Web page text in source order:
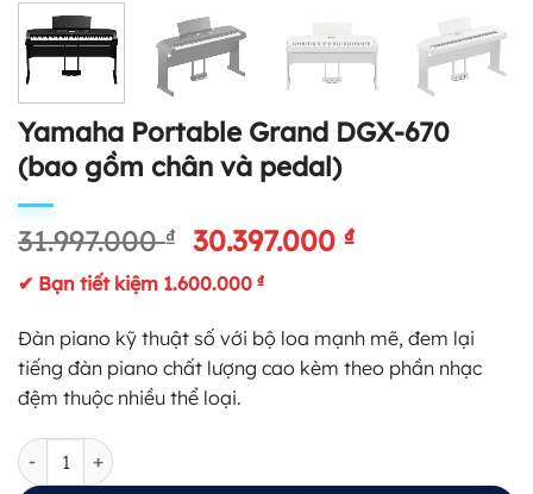
Yamaha Portable Grand DGX-670
(bao gồm chân và pedal)
31.997.000₫
Giá
gốc
là:
31.997.000 ₫.
30.397.000₫Giá
là:
30.397.000 ₫.
✔ Bạn tiết kiệm 1.600.000 ₫
Đàn piano kỹ thuật số với bộ loa mạnh mẽ, đem lại
tiếng đàn piano chất lượng cao kèm theo phần nhạc
đệm thuộc nhiều thể loại.
Yamaha Portable Grand DGX-670 (bao gồm chân và pedal)